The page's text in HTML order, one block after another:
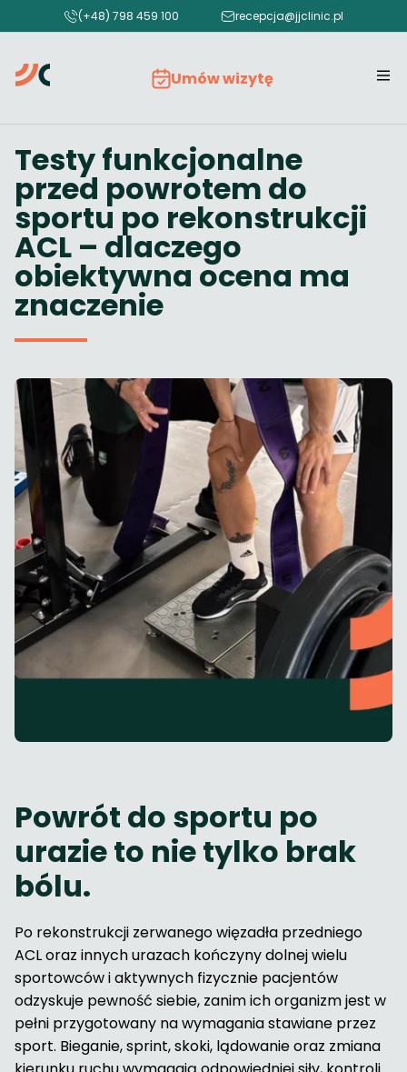
(+48) 798 459 100 recepcja@jjclinic.pl
Umów wizytę
Testy funkcjonalne
przed powrotem do
sportu po rekonstrukcji
ACL – dlaczego
obiektywna ocena ma
znaczenie
Powrót do sportu po
urazie to nie tylko brak
bólu.
Po rekonstrukcji zerwanego więzadła przedniego
ACL oraz innych urazach kończyny dolnej wielu
sportowców i aktywnych fizycznie pacjentów
odzyskuje pewność siebie, zanim ich organizm jest w
pełni przygotowany na wymagania stawiane przez
sport. Bieganie, sprint, skoki, lądowanie oraz zmiana